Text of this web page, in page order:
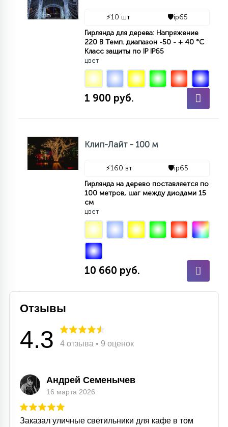
⚡10 шт 🛡️ip65
Гирлянда для дерева: Напряжение
220 В Темп. диапазон -50 - + 40 °С
Класс защиты по IP IP65
цвет
1 900 руб.
Клип-Лайт - 100 м
⚡160 вт 🛡️ip65
Гирлянда на дерево поставляется по
100 метров, шаг между диодами 15
см
цвет
10 660 руб.
Отзывы
4.3 4 отзыва • 9 оценок
Андрей Семенычев
16 марта 2026
Заказал уличные светильники для кафе в том